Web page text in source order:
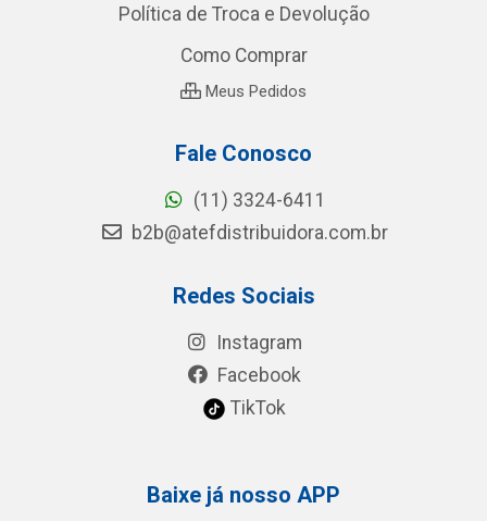
Política de Troca e Devolução
Como Comprar
Meus Pedidos
Fale Conosco
(11) 3324-6411
b2b@atefdistribuidora.com.br
Redes Sociais
Instagram
Facebook
TikTok
Baixe já nosso APP